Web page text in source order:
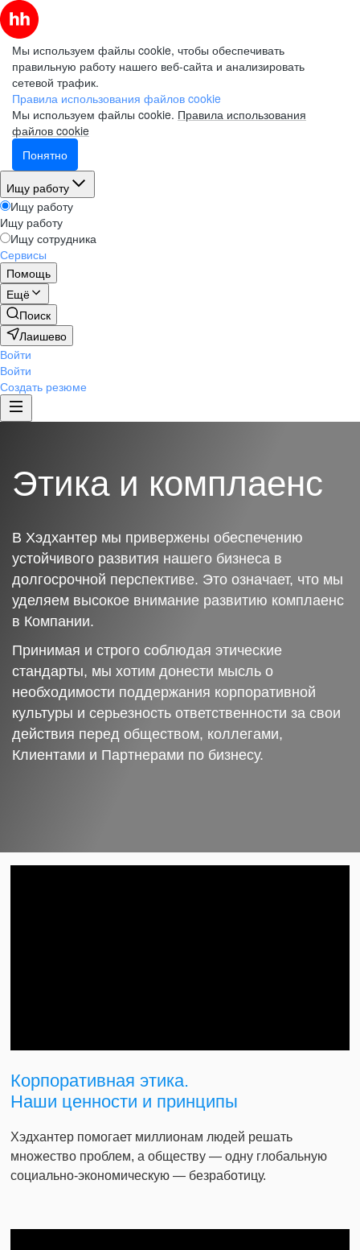
Мы используем файлы cookie, чтобы обеспечивать
правильную работу нашего веб-сайта и анализировать
сетевой трафик.
Правила использования файлов cookie
Мы используем файлы cookie. Правила использования
файлов cookie
Понятно
Ищу работу
Ищу работу
Ищу работу
Ищу сотрудника
Сервисы
Помощь
Ещё
Поиск
Лаишево
Войти
Войти
Создать резюме
Этика и комплаенс
В Хэдхантер мы привержены обеспечению
устойчивого развития нашего бизнеса в
долгосрочной перспективе. Это означает, что мы
уделяем высокое внимание развитию комплаенс
в Компании.
Принимая и строго соблюдая этические
стандарты, мы хотим донести мысль о
необходимости поддержания корпоративной
культуры и серьезность ответственности за свои
действия перед обществом, коллегами,
Клиентами и Партнерами по бизнесу.
Корпоративная этика.
Наши ценности и принципы
Хэдхантер помогает миллионам людей решать
множество проблем, а обществу — одну глобальную
социально-экономическую — безработицу.